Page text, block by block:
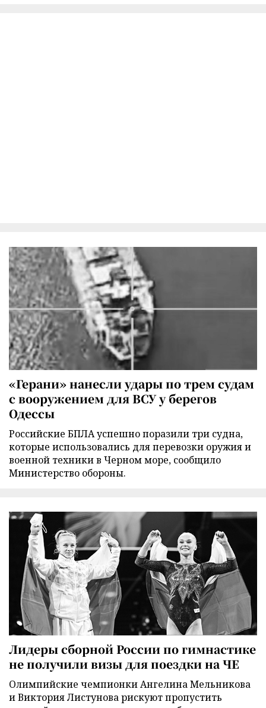
«Герани» нанесли удары по трем судам
с вооружением для ВСУ у берегов
Одессы
Российские БПЛА успешно поразили три судна,
которые использовались для перевозки оружия и
военной техники в Черном море, сообщило
Министерство обороны.
Лидеры сборной России по гимнастике
не получили визы для поездки на ЧЕ
Олимпийские чемпионки Ангелина Мельникова
и Виктория Листунова рискуют пропустить